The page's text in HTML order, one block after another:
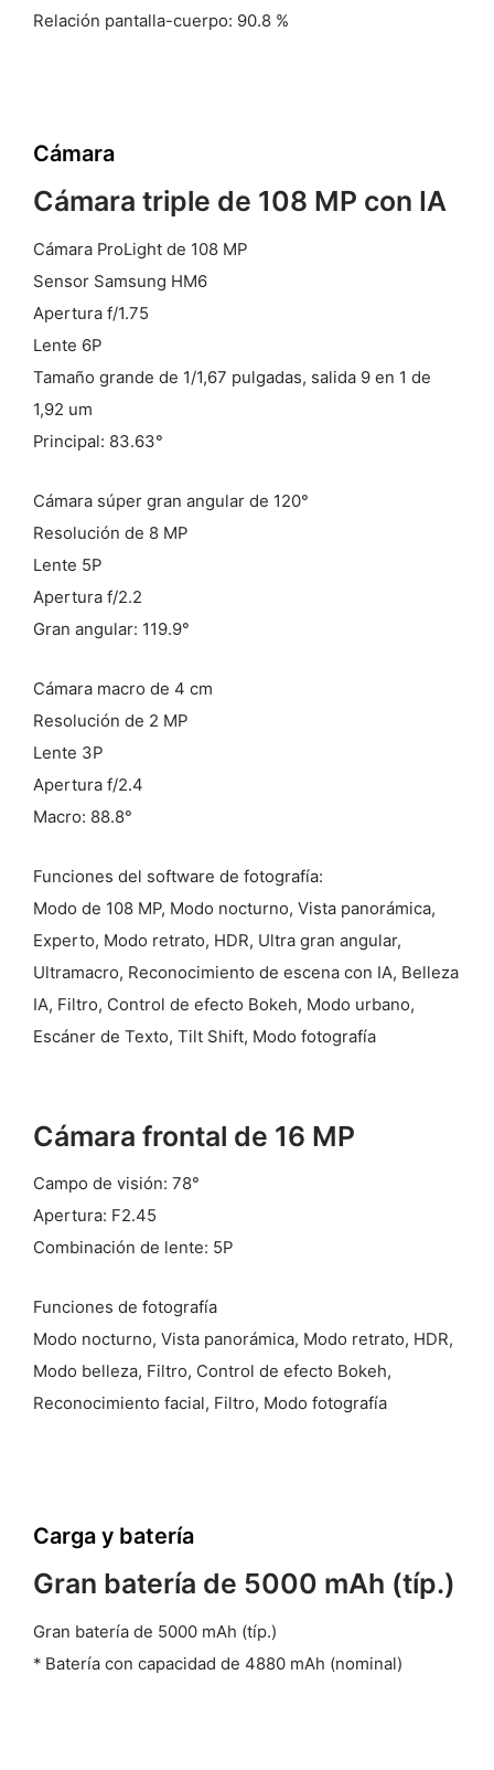
Relación pantalla-cuerpo: 90.8 %
Cámara
Cámara triple de 108 MP con IA
Cámara ProLight de 108 MP
Sensor Samsung HM6
Apertura f/1.75
Lente 6P
Tamaño grande de 1/1,67 pulgadas, salida 9 en 1 de
1,92 um
Principal: 83.63°
Cámara súper gran angular de 120°
Resolución de 8 MP
Lente 5P
Apertura f/2.2
Gran angular: 119.9°
Cámara macro de 4 cm
Resolución de 2 MP
Lente 3P
Apertura f/2.4
Macro: 88.8°
Funciones del software de fotografía:
Modo de 108 MP, Modo nocturno, Vista panorámica,
Experto, Modo retrato, HDR, Ultra gran angular,
Ultramacro, Reconocimiento de escena con IA, Belleza
IA, Filtro, Control de efecto Bokeh, Modo urbano,
Escáner de Texto, Tilt Shift, Modo fotografía
Cámara frontal de 16 MP
Campo de visión: 78°
Apertura: F2.45
Combinación de lente: 5P
Funciones de fotografía
Modo nocturno, Vista panorámica, Modo retrato, HDR,
Modo belleza, Filtro, Control de efecto Bokeh,
Reconocimiento facial, Filtro, Modo fotografía
Carga y batería
Gran batería de 5000 mAh (típ.)
Gran batería de 5000 mAh (típ.)
* Batería con capacidad de 4880 mAh (nominal)